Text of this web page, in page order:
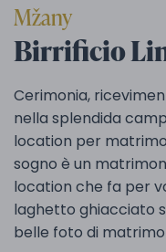
Mžany
Birrificio
Cerimonia,
nella splendida
location per
sogno è un
location che fa per
laghetto ghiacciato
belle foto di